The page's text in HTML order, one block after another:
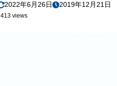
2022年6月26日 2019年12月21日
413 views